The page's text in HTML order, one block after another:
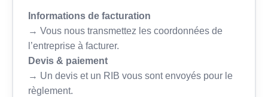
Informations de facturation
→ Vous nous transmettez les coordonnées de
l’entreprise à facturer.
Devis & paiement
→ Un devis et un RIB vous sont envoyés pour le
règlement.